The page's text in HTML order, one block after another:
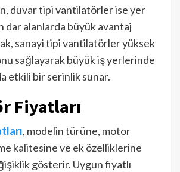
duvar tipi vantilatörler ise yer
dar alanlarda büyük avantaj
sanayi tipi vantilatörler yüksek
sağlayarak büyük iş yerlerinde
etkili bir serinlik sunar.
Fiyatları
, modelin türüne, motor
kalitesine ve ek özelliklerine
gösterir. Uygun fiyatlı